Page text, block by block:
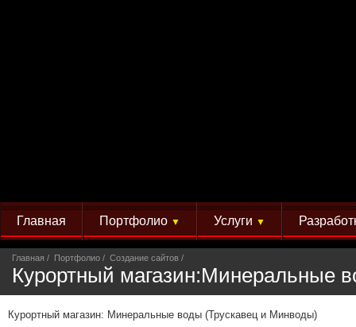
Главная Портфолио ▼ Услуги ▼
Главная Портфолио Создание сайтов
Курортный магазин:Минеральные
Курортный магазин: Минеральные воды (Трускавец и Минводы)